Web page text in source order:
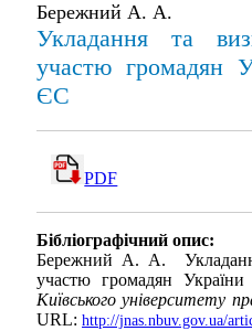
Бережний А. А.
Укладання та
участю громадян
ЄС
PDF
Бібліографічний опис:
Бережний А. А.
участю громадян
Київського університету
URL: http://jnas.nbuv.gov.ua/